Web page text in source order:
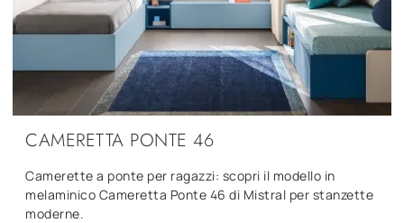
CAMERETTA PONTE 46
Camerette a ponte per ragazzi: scopri il modello in
melaminico Cameretta Ponte 46 di Mistral per stanzette
moderne.